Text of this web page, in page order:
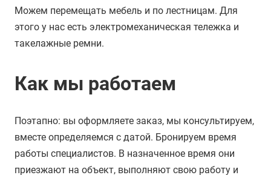
Можем перемещать мебель и по лестницам. Для
этого у нас есть электромеханическая тележка и
такелажные ремни.
Как мы работаем
Поэтапно: вы оформляете заказ, мы консультируем,
вместе определяемся с датой. Бронируем время
работы специалистов. В назначенное время они
приезжают на объект, выполняют свою работу и